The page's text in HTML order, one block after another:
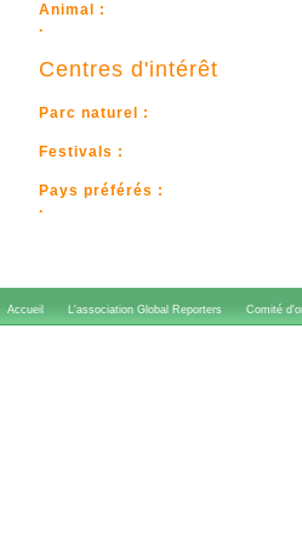
Animal :
.
Centres d'intérêt
Parc naturel :
Festivals :
Pays préférés :
.
Accueil L'association Global Reporters Comité